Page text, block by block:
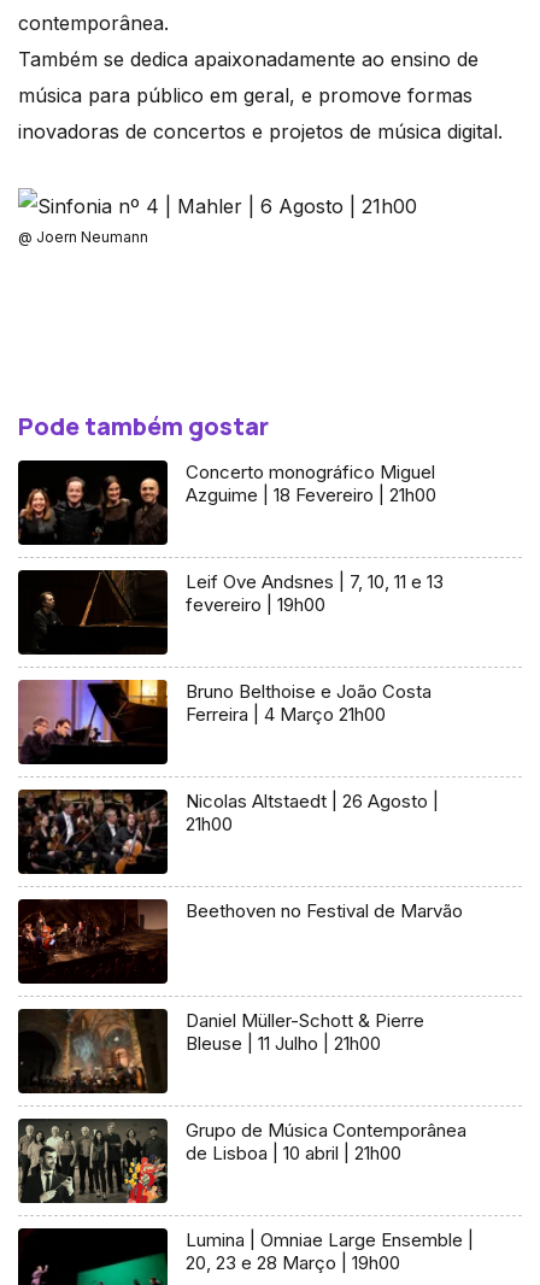
contemporânea.
Também se dedica apaixonadamente ao ensino de
música para público em geral, e promove formas
inovadoras de concertos e projetos de música digital.
@ Joern Neumann
Pode também gostar
Concerto monográfico Miguel
Azguime | 18 Fevereiro | 21h00
Leif Ove Andsnes | 7, 10, 11 e 13
fevereiro | 19h00
Bruno Belthoise e João Costa
Ferreira | 4 Março 21h00
Nicolas Altstaedt | 26 Agosto |
21h00
Beethoven no Festival de Marvão
Daniel Müller-Schott & Pierre
Bleuse | 11 Julho | 21h00
Grupo de Música Contemporânea
de Lisboa | 10 abril | 21h00
Lumina | Omniae Large Ensemble |
20, 23 e 28 Março | 19h00